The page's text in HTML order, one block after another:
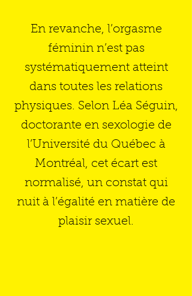
En revanche, l’orgasme
féminin n’est pas
systématiquement atteint
dans toutes les relations
physiques. Selon Léa Séguin,
doctorante en sexologie de
l’Université du Québec à
Montréal, cet écart est
normalisé, un constat qui
nuit à l’égalité en matière de
plaisir sexuel.